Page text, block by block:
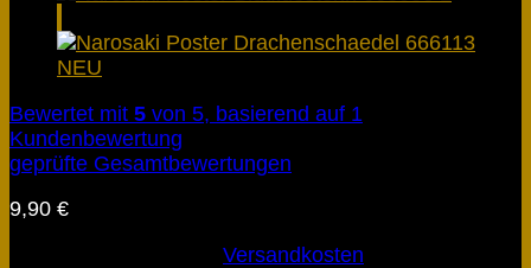
Bewertet mit 5 von 5, basierend auf 1
Kundenbewertung
geprüfte Gesamtbewertungen
9,90 €
Versandkosten